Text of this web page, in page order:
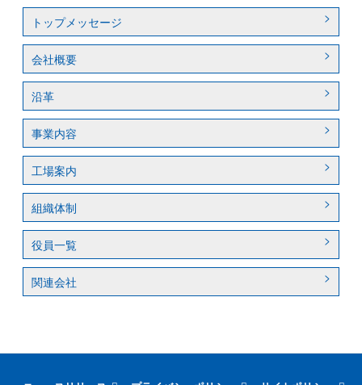
トップメッセージ
会社概要
沿革
事業内容
工場案内
組織体制
役員一覧
関連会社